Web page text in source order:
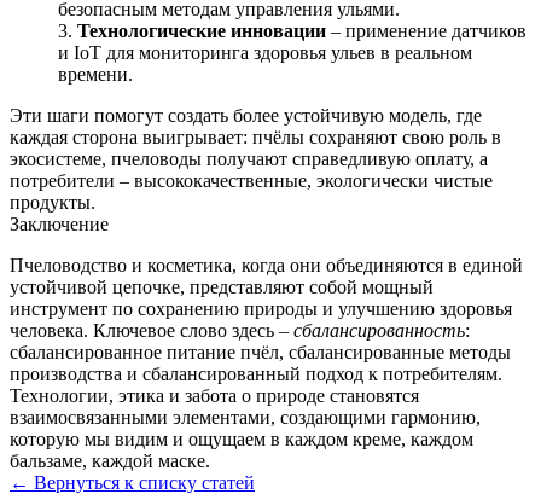
безопасным методам управления ульями.
Технологические инновации – применение датчиков
и IoT для мониторинга здоровья ульев в реальном
времени.
Эти шаги помогут создать более устойчивую модель, где
каждая сторона выигрывает: пчёлы сохраняют свою роль в
экосистеме, пчеловоды получают справедливую оплату, а
потребители – высококачественные, экологически чистые
продукты.
Заключение
Пчеловодство и косметика, когда они объединяются в единой
устойчивой цепочке, представляют собой мощный
инструмент по сохранению природы и улучшению здоровья
человека. Ключевое слово здесь – сбалансированность:
сбалансированное питание пчёл, сбалансированные методы
производства и сбалансированный подход к потребителям.
Технологии, этика и забота о природе становятся
взаимосвязанными элементами, создающими гармонию,
которую мы видим и ощущаем в каждом креме, каждом
бальзаме, каждой маске.
← Вернуться к списку статей